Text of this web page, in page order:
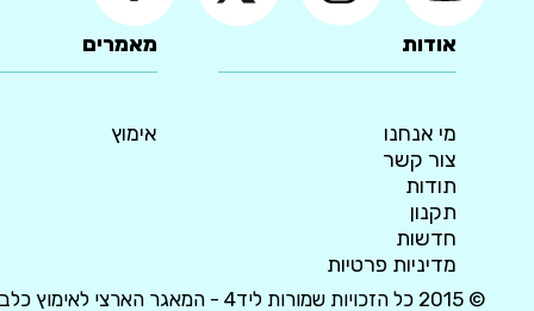
אודות
מי אנחנו
צור קשר
תודות
תקנון
חדשות
מדיניות פרטיות
מאמרים
אימוץ
© 2015 כל הזכויות שמורות ליד4 - המאגר הארצי לאימוץ כלבים